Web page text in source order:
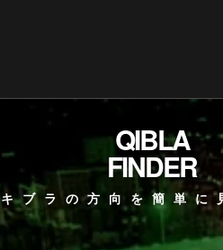
QIBLA
FINDER
キブラの方向を簡単に